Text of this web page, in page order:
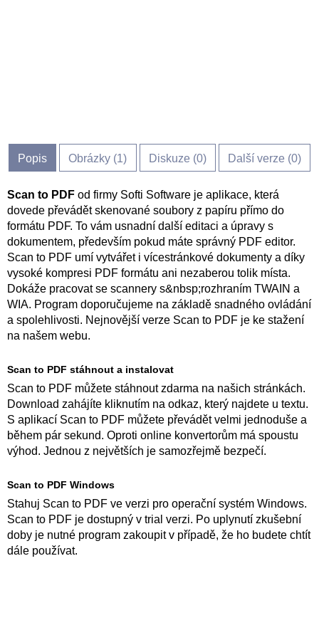
Popis Obrázky (1) Diskuze (0) Další verze (0)
Scan to PDF od firmy Softi Software je aplikace, která
dovede převádět skenované soubory z papíru přímo do
formátu PDF. To vám usnadní další editaci a úpravy s
dokumentem, především pokud máte správný PDF editor.
Scan to PDF umí vytvářet i vícestránkové dokumenty a díky
vysoké kompresi PDF formátu ani nezaberou tolik místa.
Dokáže pracovat se scannery s&nbsp;rozhraním TWAIN a
WIA. Program doporučujeme na základě snadného ovládání
a spolehlivosti. Nejnovější verze Scan to PDF je ke stažení
na našem webu.
Scan to PDF stáhnout a instalovat
Scan to PDF můžete stáhnout zdarma na našich stránkách.
Download zahájíte kliknutím na odkaz, který najdete u textu.
S aplikací Scan to PDF můžete převádět velmi jednoduše a
během pár sekund. Oproti online konvertorům má spoustu
výhod. Jednou z největších je samozřejmě bezpečí.
Scan to PDF Windows
Stahuj Scan to PDF ve verzi pro operační systém Windows.
Scan to PDF je dostupný v trial verzi. Po uplynutí zkušební
doby je nutné program zakoupit v případě, že ho budete chtít
dále používat.